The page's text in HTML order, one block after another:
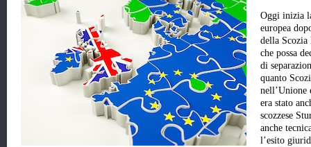
Oggi inizia
europea
della
che possa
di
quanto
nell’Unione
era stato
scozzese
anche
l’esito